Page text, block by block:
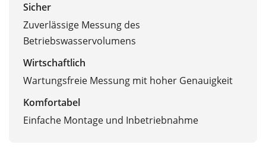
Sicher
Zuverlässige Messung des
Betriebswasservolumens
Wirtschaftlich
Wartungsfreie Messung mit hoher Genauigkeit
Komfortabel
Einfache Montage und Inbetriebnahme